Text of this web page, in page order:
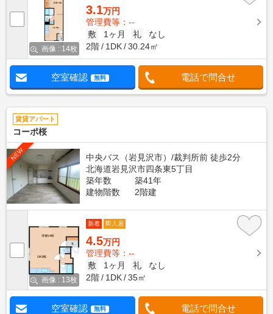
画像 : 14枚
3.1万円
管理費等：--
敷
1ヶ月 礼
なし
2階
1DK 30.24㎡
空室確認 無料 電話で問合せ
賃貸アパート
コーポ桜
NEW
中央バス（岩見沢市）/裁判所前 徒歩2分
北海道岩見沢市四条東5丁目
築年数
築41年
建物階数
2階建
画像 : 13枚
新着 即入居
4.5万円
管理費等：--
敷
1ヶ月 礼
なし
2階
1DK 35㎡
空室確認 無料 電話で問合せ